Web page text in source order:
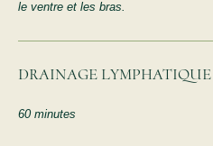
le ventre et les bras.
DRAINAGE LYMPHATIQUE
60 minutes